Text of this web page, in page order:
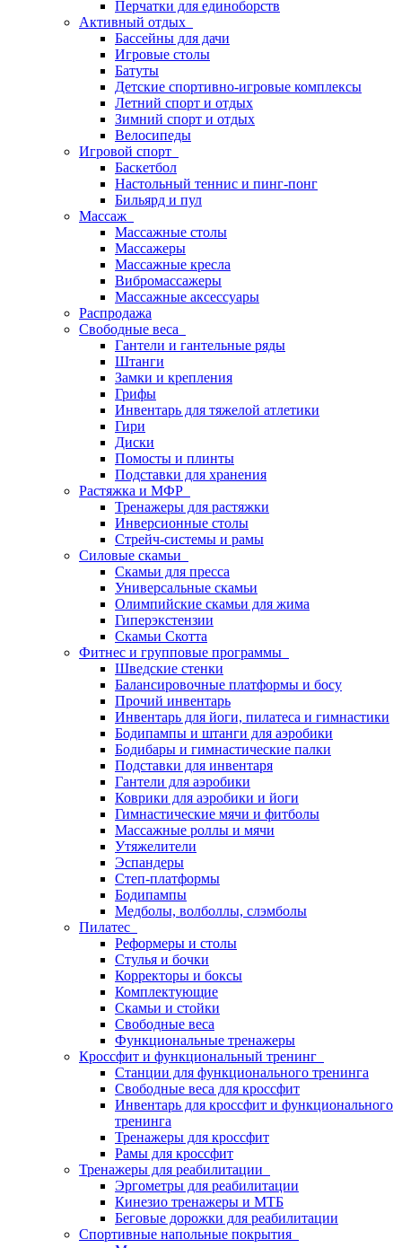
Перчатки для единоборств
Активный отдых
Бассейны для дачи
Игровые столы
Батуты
Детские спортивно-игровые комплексы
Летний спорт и отдых
Зимний спорт и отдых
Велосипеды
Игровой спорт
Баскетбол
Настольный теннис и пинг-понг
Бильярд и пул
Массаж
Массажные столы
Массажеры
Массажные кресла
Вибромассажеры
Массажные аксессуары
Распродажа
Свободные веса
Гантели и гантельные ряды
Штанги
Замки и крепления
Грифы
Инвентарь для тяжелой атлетики
Гири
Диски
Помосты и плинты
Подставки для хранения
Растяжка и МФР
Тренажеры для растяжки
Инверсионные столы
Стрейч-системы и рамы
Силовые скамьи
Скамьи для пресса
Универсальные скамьи
Олимпийские скамьи для жима
Гиперэкстензии
Скамьи Скотта
Фитнес и групповые программы
Шведские стенки
Балансировочные платформы и босу
Прочий инвентарь
Инвентарь для йоги, пилатеса и гимнастики
Бодипампы и штанги для аэробики
Бодибары и гимнастические палки
Подставки для инвентаря
Гантели для аэробики
Коврики для аэробики и йоги
Гимнастические мячи и фитболы
Массажные роллы и мячи
Утяжелители
Эспандеры
Степ-платформы
Бодипампы
Медболы, волболлы, слэмболы
Пилатес
Реформеры и столы
Стулья и бочки
Корректоры и боксы
Комплектующие
Скамьи и стойки
Свободные веса
Функциональные тренажеры
Кроссфит и функциональный тренинг
Станции для функционального тренинга
Свободные веса для кроссфит
Инвентарь для кроссфит и функционального
тренинга
Тренажеры для кроссфит
Рамы для кроссфит
Тренажеры для реабилитации
Эргометры для реабилитации
Кинезио тренажеры и МТБ
Беговые дорожки для реабилитации
Спортивные напольные покрытия